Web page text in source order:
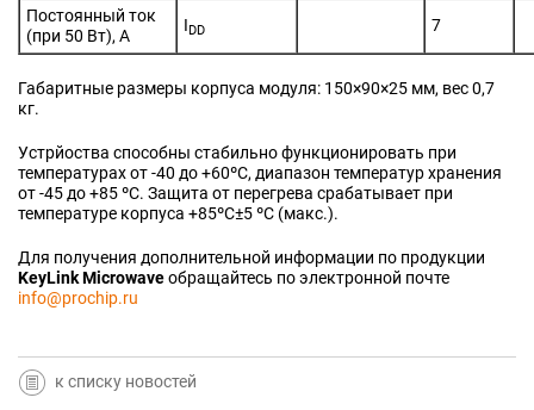
Постоянный ток
(при 50 Вт), A
IDD 7
Габаритные размеры корпуса модуля: 150×90×25 мм, вес 0,7
кг.
Устрйоства способны стабильно функционировать при
температурах от -40 до +60ºC, диапазон температур хранения
от -45 до +85 ºC. Защита от перегрева срабатывает при
температуре корпуса +85ºС±5 ºC (макс.).
Для получения дополнительной информации по продукции
KeyLink Microwaveобращайтесь по электронной почте
info@prochip.ru
к списку новостей